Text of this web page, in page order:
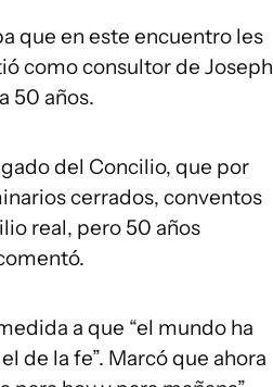
que en este encuentro les
como consultor de Joseph
50 años.
del Concilio, que por
cerrados, conventos
real, pero 50 años
a que “el mundo ha
de la fe”. Marcó que ahora